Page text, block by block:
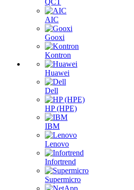
QCT
AIC
Gooxi
Kontron
Huawei
Dell
HP (HPE)
IBM
Lenovo
Infortrend
Supermicro